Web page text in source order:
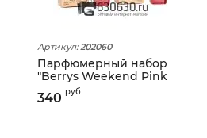
Артикул: 202060
Парфюмерный набор
"Berrys Weekend Pink
Edition" 2x50 ml
340 руб